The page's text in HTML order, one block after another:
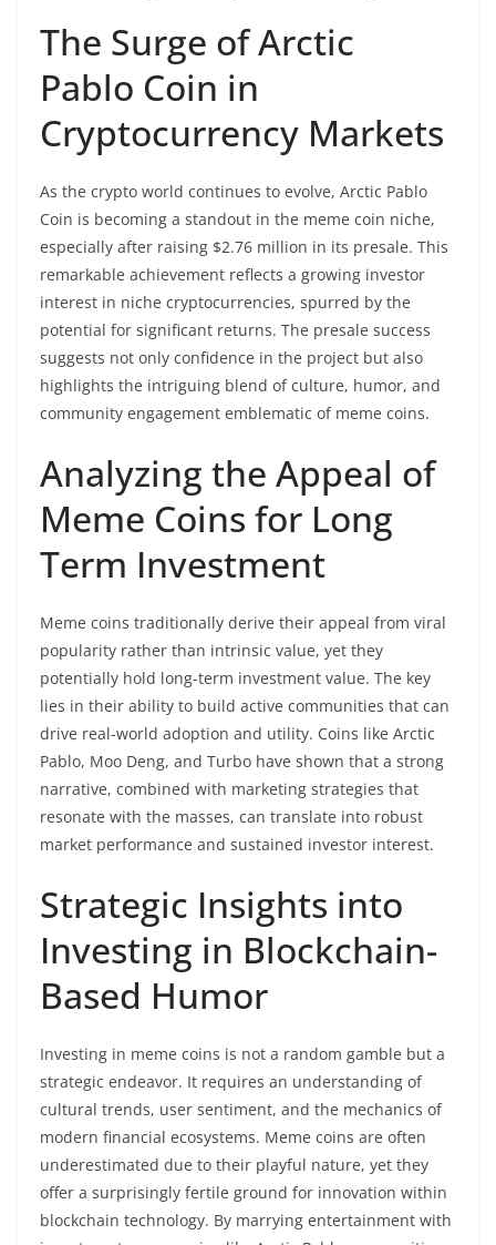
The Surge of Arctic
Pablo Coin in
Cryptocurrency Markets
As the crypto world continues to evolve, Arctic Pablo
Coin is becoming a standout in the meme coin niche,
especially after raising $2.76 million in its presale. This
remarkable achievement reflects a growing investor
interest in niche cryptocurrencies, spurred by the
potential for significant returns. The presale success
suggests not only confidence in the project but also
highlights the intriguing blend of culture, humor, and
community engagement emblematic of meme coins.
Analyzing the Appeal of
Meme Coins for Long
Term Investment
Meme coins traditionally derive their appeal from viral
popularity rather than intrinsic value, yet they
potentially hold long-term investment value. The key
lies in their ability to build active communities that can
drive real-world adoption and utility. Coins like Arctic
Pablo, Moo Deng, and Turbo have shown that a strong
narrative, combined with marketing strategies that
resonate with the masses, can translate into robust
market performance and sustained investor interest.
Strategic Insights into
Investing in Blockchain-
Based Humor
Investing in meme coins is not a random gamble but a
strategic endeavor. It requires an understanding of
cultural trends, user sentiment, and the mechanics of
modern financial ecosystems. Meme coins are often
underestimated due to their playful nature, yet they
offer a surprisingly fertile ground for innovation within
blockchain technology. By marrying entertainment with